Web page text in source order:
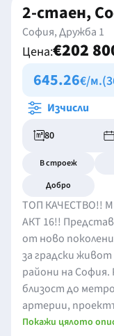
2-стаен,
София, Дружба 1
Цена:€202
645.26€/м.
Изчисли
80
В строеж
Добро
ТОП КАЧЕСТВО!!
АКТ 16!!
от ново
за градски
райони на София.
близост до
артерии,
Покажи цялото